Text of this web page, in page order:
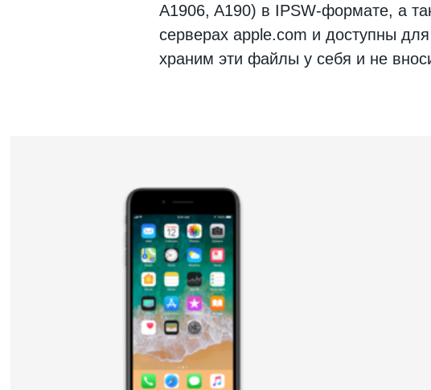
A1906, A190) в IPSW-формате, а
серверах apple.com и доступны
храним эти файлы у себя и не